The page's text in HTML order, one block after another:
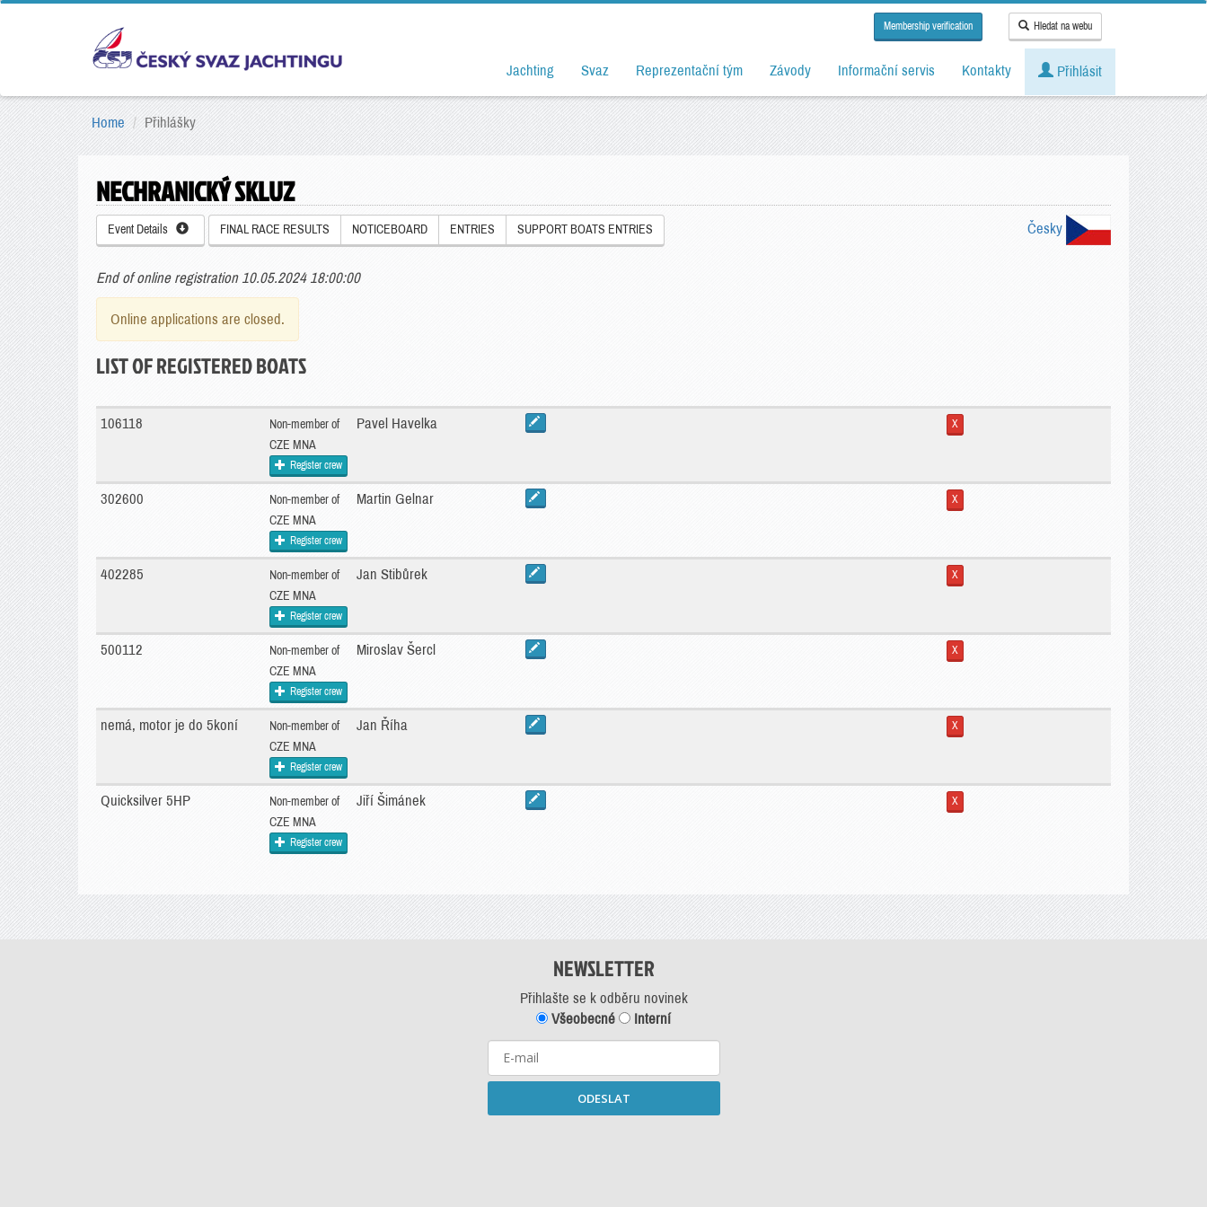
Membership verification Hledat na webu
Jachting Svaz Reprezentační tým Závody Informační servis Kontakty Přihlásit
Home Přihlášky
NECHRANICKÝ SKLUZ
Event Details FINAL RACE RESULTS NOTICEBOARD ENTRIES SUPPORT BOATS ENTRIES Česky
End of online registration 10.05.2024 18:00:00
Online applications are closed.
LIST OF REGISTERED BOATS
106118
Non-member of
CZE MNA
Register crew
Pavel Havelka X
302600
Non-member of
CZE MNA
Register crew
Martin Gelnar X
402285
Non-member of
CZE MNA
Register crew
Jan Stibůrek X
500112
Non-member of
CZE MNA
Register crew
Miroslav Šercl X
nemá, motor je do 5koní
Non-member of
CZE MNA
Register crew
Jan Říha X
Quicksilver 5HP
Non-member of
CZE MNA
Register crew
Jiří Šimánek X
NEWSLETTER
Přihlašte se k odběru novinek
Všeobecné
Interní
ODESLAT